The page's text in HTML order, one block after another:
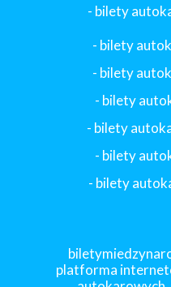
platforma
- bilety
- bilety
- bilety
- bilety
- bilety
- bilety
- bilety